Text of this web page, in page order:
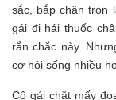
sắc, bắp chân tròn
gái đi hái thuốc
rắn chắc này.
cơ hội sống nhiều
Cô gái chặt mấy